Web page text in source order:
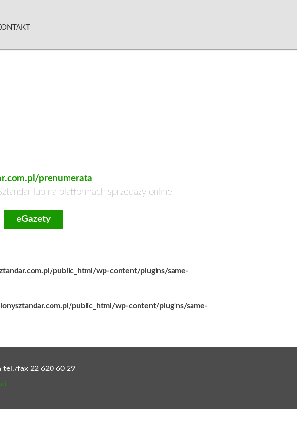
prenumerata
lub na platformach sprzedaży online
eGazety
public_html/wp-content/plugins/same-
public_html/wp-content/plugins/same-
tel./fax 22 620 60 29